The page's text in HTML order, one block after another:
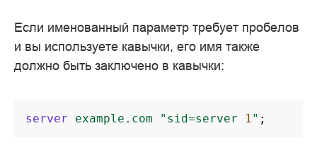
Если именованный параметр требует пробелов
и вы используете кавычки, его имя также
должно быть заключено в кавычки:
server example.com "sid=server 1" ;